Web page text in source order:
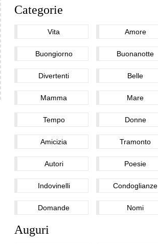
Categorie
Vita Amore
Buongiorno Buonanotte
Divertenti Belle
Mamma Mare
Tempo Donne
Amicizia Tramonto
Autori Poesie
Indovinelli Condoglianze
Domande Nomi
Auguri